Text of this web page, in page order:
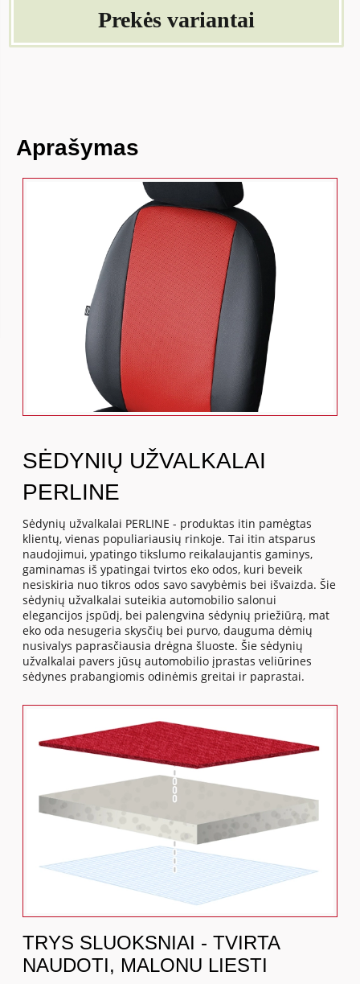
Prekės variantai
Aprašymas
SĖDYNIŲ UŽVALKALAI
PERLINE
Sėdynių užvalkalai PERLINE - produktas itin pamėgtas
klientų, vienas populiariausių rinkoje. Tai itin atsparus
naudojimui, ypatingo tikslumo reikalaujantis gaminys,
gaminamas iš ypatingai tvirtos eko odos, kuri beveik
nesiskiria nuo tikros odos savo savybėmis bei išvaizda. Šie
sėdynių užvalkalai suteikia automobilio salonui
elegancijos įspūdį, bei palengvina sėdynių priežiūrą, mat
eko oda nesugeria skysčių bei purvo, dauguma dėmių
nusivalys paprasčiausia drėgna šluoste. Šie sėdynių
užvalkalai pavers jūsų automobilio įprastas veliūrines
sėdynes prabangiomis odinėmis greitai ir paprastai.
TRYS SLUOKSNIAI - TVIRTA
NAUDOTI, MALONU LIESTI